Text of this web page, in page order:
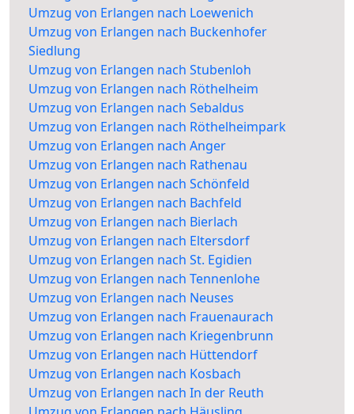
Umzug von Erlangen nach Loewenich
Umzug von Erlangen nach Buckenhofer
Siedlung
Umzug von Erlangen nach Stubenloh
Umzug von Erlangen nach Röthelheim
Umzug von Erlangen nach Sebaldus
Umzug von Erlangen nach Röthelheimpark
Umzug von Erlangen nach Anger
Umzug von Erlangen nach Rathenau
Umzug von Erlangen nach Schönfeld
Umzug von Erlangen nach Bachfeld
Umzug von Erlangen nach Bierlach
Umzug von Erlangen nach Eltersdorf
Umzug von Erlangen nach St. Egidien
Umzug von Erlangen nach Tennenlohe
Umzug von Erlangen nach Neuses
Umzug von Erlangen nach Frauenaurach
Umzug von Erlangen nach Kriegenbrunn
Umzug von Erlangen nach Hüttendorf
Umzug von Erlangen nach Kosbach
Umzug von Erlangen nach In der Reuth